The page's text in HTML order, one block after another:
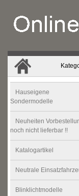
Hauseigene
Sondermodelle
Neuheiten
noch nicht lieferbar !!
Katalogartikel
Neutrale
Blinklichtmodelle